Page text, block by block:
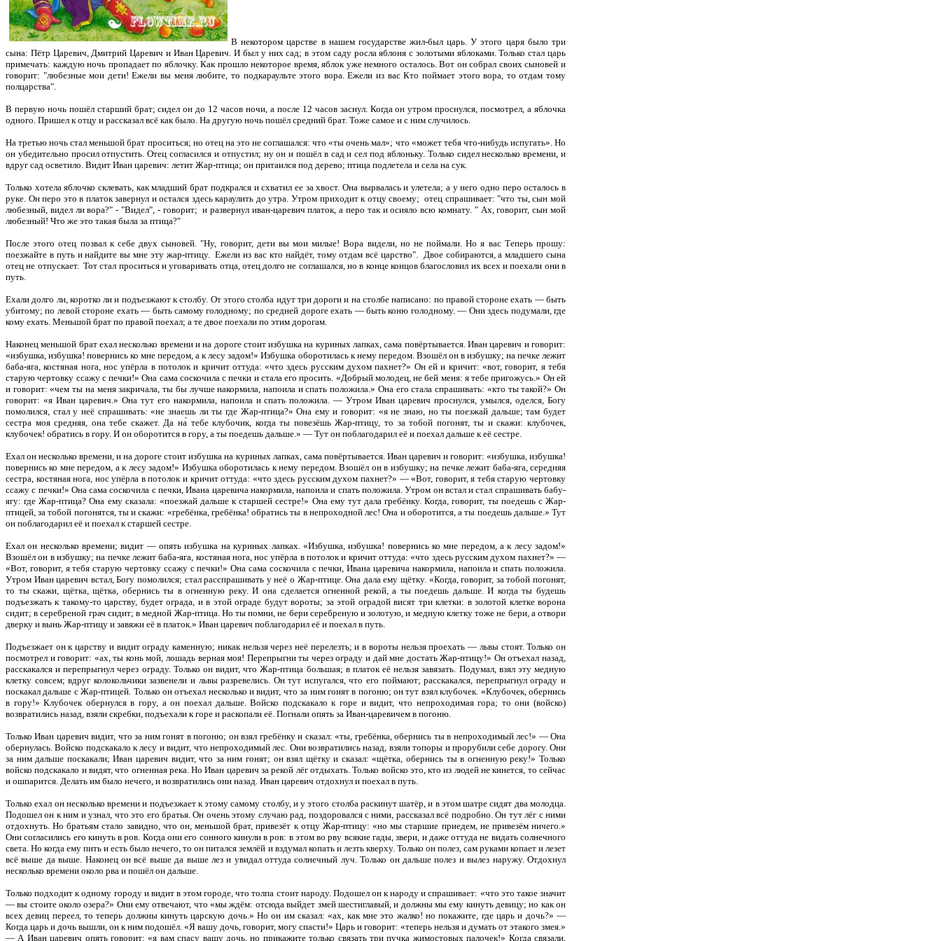
В некотором царстве в нашем государстве жил-был царь. У этого царя было три
сына: Пётр Царевич, Дмитрий Царевич и Иван Царевич. И был у них сад; в этом саду росла яблоня с золотыми яблоками. Только стал царь
примечать: каждую ночь пропадает по яблочку. Как прошло некоторое время, яблок уже немного осталось. Вот он собрал своих сыновей и
говорит: "любезные мои дети! Ежели вы меня любите, то подкараульте этого вора. Ежели из вас Кто поймает этого вора, то отдам тому
полцарства".
В первую ночь пошёл старший брат; сидел он до 12 часов ночи, а после 12 часов заснул. Когда он утром проснулся, посмотрел, а яблочка
одного. Пришел к отцу и рассказал всё как было. На другую ночь пошёл средний брат. Тоже самое и с ним случилось.
На третью ночь стал меньшой брат проситься; но отец на это не соглашался: что «ты очень мал»; что «может тебя что-нибудь испугать». Но
он убедительно просил отпустить. Отец согласился и отпустил; ну он и пошёл в сад и сел под яблоньку. Только сидел несколько времени, и
вдруг сад осветило. Видит Иван царевич: летит Жар-птица; он притаился под дерево; птица подлетела и села на сук.
Только хотела яблочко склевать, как младший брат подкрался и схватил ее за хвост. Она вырвалась и улетела; а у него одно перо осталось в
руке. Он перо это в платок завернул и остался здесь караулить до утра. Утром приходит к отцу своему; отец спрашивает: "что ты, сын мой
любезный, видел ли вора?" - "Видел", - говорит; и развернул иван-царевич платок, а перо так и осияло всю комнату. " Ах, говорит, сын мой
любезный! Что же это такая была за птица?"
После этого отец позвал к себе двух сыновей. "Ну, говорит, дети вы мои милые! Вора видели, но не поймали. Но я вас Теперь прошу:
поезжайте в путь и найдите вы мне эту жар-птицу. Ежели из вас кто найдёт, тому отдам всё царство". Двое собираются, а младшего сына
отец не отпускает. Тот стал проситься и уговаривать отца, отец долго не соглашался, но в конце концов благословил их всех и поехали они в
путь.
Ехали долго ли, коротко ли и подъезжают к столбу. От этого столба идут три дороги и на столбе написано: по правой стороне ехать — быть
убитому; по левой стороне ехать — быть самому голодному; по средней дороге ехать — быть коню голодному. — Они здесь подумали, где
кому ехать. Меньшой брат по правой поехал; а те двое поехали по этим дорогам.
Наконец меньшой брат ехал несколько времени и на дороге стоит избушка на куриных лапках, сама повёртывается. Иван царевич и говорит:
«избушка, избушка! повернись ко мне передом, а к лесу задом!» Избушка оборотилась к нему передом. Взошёл он в избушку; на печке лежит
баба-яга, костяная нога, нос упёрла в потолок и кричит оттуда: «что здесь русским духом пахнет?» Он ей и кричит: «вот, говорит, я тебя
старую чертовку ссажу с печки!» Она сама соскочила с печки и стала его просить. «Добрый молодец, не бей меня: я тебе пригожусь.» Он ей
и говорит: «чем ты на меня закричала, ты бы лучше накормила, напоила и спать положила.» Она его стала спрашивать: «кто ты такой?» Он
говорит: «я Иван царевич.» Она тут его накормила, напоила и спать положила. — Утром Иван царевич проснулся, умылся, оделся, Богу
помолился, стал у неё спрашивать: «не знаешь ли ты где Жар-птица?» Она ему и говорит: «я не знаю, но ты поезжай дальше; там будет
сестра моя средняя, она тебе скажет. Да на́ тебе клубочик, когда ты повезёшь Жар-птицу, то за тобой погонят, ты и скажи: клубочек,
клубочек! обратись в гору. И он оборотится в гору, а ты поедешь дальше.» — Тут он поблагодарил её и поехал дальше к её сестре.
Ехал он несколько времени, и на дороге стоит избушка на куриных лапках, сама повёртывается. Иван царевич и говорит: «избушка, избушка!
повернись ко мне передом, а к лесу задом!» Избушка оборотилась к нему передом. Взошёл он в избушку; на печке лежит баба-яга, середняя
сестра, костяная нога, нос упёрла в потолок и кричит оттуда: «что здесь русским духом пахнет?» — «Вот, говорит, я тебя старую чертовку
ссажу с печки!» Она сама соскочила с печки, Ивана царевича накормила, напоила и спать положила. Утром он встал и стал спрашивать бабу-
ягу: где Жар-птица? Она ему сказала: «поезжай дальше к старшей сестре!» Она ему тут дала гребёнку. Когда, говорит, ты поедешь с Жар-
птицей, за тобой погонятся, ты и скажи: «гребёнка, гребёнка! обратись ты в непроходной лес! Она и оборотится, а ты поедешь дальше.» Тут
он поблагодарил её и поехал к старшей сестре.
Ехал он несколько времени; видит — опять избушка на куриных лапках. «Избушка, избушка! повернись ко мне передом, а к лесу задом!»
Взошёл он в избушку; на печке лежит баба-яга, костяная нога, нос упёрла в потолок и кричит оттуда: «что здесь русским духом пахнет?» —
«Вот, говорит, я тебя старую чертовку ссажу с печки!» Она сама соскочила с печки, Ивана царевича накормила, напоила и спать положила.
Утром Иван царевич встал, Богу помолился; стал расспрашивать у неё о Жар-птице. Она дала ему щётку. «Когда, говорит, за тобой погонят,
то ты скажи, щётка, щётка, обернись ты в огненную реку. И она сделается огненной рекой, а ты поедешь дальше. И когда ты будешь
подъезжать к такому-то царству, будет ограда, и в этой ограде будут вороты; за этой оградой висят три клетки: в золотой клетке ворона
сидит; в серебреной грач сидит; в медной Жар-птица. Но ты помни, не бери серебреную и золотую, и медную клетку тоже не бери, а отвори
дверку и вынь Жар-птицу и завяжи её в платок.» Иван царевич поблагодарил её и поехал в путь.
Подъезжает он к царству и видит ограду каменную; никак нельзя через неё перелезть; и в вороты нельзя проехать — львы стоят. Только он
посмотрел и говорит: «ах, ты конь мой, лошадь верная моя! Перепрыгни ты через ограду и дай мне достать Жар-птицу!» Он отъехал назад,
расскакался и перепрыгнул через ограду. Только он видит, что Жар-птица большая; в платок её нельзя завязать. Подумал, взял эту медную
клетку совсем; вдруг колокольчики зазвенели и львы разревелись. Он тут испугался, что его поймают; расскакался, перепрыгнул ограду и
поскакал дальше с Жар-птицей. Только он отъехал несколько и видит, что за ним гонят в погоню; он тут взял клубочек. «Клубочек, обернись
в гору!» Клубочек обернулся в гору, а он поехал дальше. Войско подскакало к горе и видит, что непроходимая гора; то они (войско)
возвратились назад, взяли скребки, подъехали к горе и раскопали её. Погнали опять за Иван-царевичем в погоню.
Только Иван царевич видит, что за ним гонят в погоню; он взял гребёнку и сказал: «ты, гребёнка, обернись ты в непроходимый лес!» — Она
обернулась. Войско подскакало к лесу и видит, что непроходимый лес. Они возвратились назад, взяли топоры и прорубили себе дорогу. Они
за ним дальше поскакали; Иван царевич видит, что за ним гонят; он взял щётку и сказал: «щётка, обернись ты в огненную реку!» Только
войско подскакало и видят, что огненная река. Но Иван царевич за рекой лёг отдыхать. Только войско это, кто из людей не кинется, то сейчас
и ошпарится. Делать им было нечего, и возвратились они назад. Иван царевич отдохнул и поехал в путь.
Только ехал он несколько времени и подъезжает к этому самому столбу, и у этого столба раскинут шатёр, и в этом шатре сидят два молодца.
Подошел он к ним и узнал, что это его братья. Он очень этому случаю рад, поздоровался с ними, рассказал всё подробно. Он тут лёг с ними
отдохнуть. Но братьям стало завидно, что он, меньшой брат, привезёт к отцу Жар-птицу: «но мы старшие приедем, не привезём ничего.»
Они согласились его кинуть в ров. Когда они его сонного кинули в ров: в этом во рву всякие гады, звери, и даже оттуда не видать солнечного
света. Но когда ему пить и есть было нечего, то он питался землёй и вздумал копать и лезть кверху. Только он полез, сам руками копает и лезет
всё выше да выше. Наконец он всё выше да выше лез и увидал оттуда солнечный луч. Только он дальше полез и вылез наружу. Отдохнул
несколько времени около рва и пошёл он дальше.
Только подходит к одному городу и видит в этом городе, что толпа стоит народу. Подошел он к народу и спрашивает: «что это такое значит
— вы стоите около озера?» Они ему отвечают, что «мы ждём: отсюда выйдет змей шестиглавый, и должны мы ему кинуть девицу; но как он
всех девиц переел, то теперь должны кинуть царскую дочь.» Но он им сказал: «ах, как мне это жалко! но покажите, где царь и дочь?» —
Когда царь и дочь вышли, он к ним подошёл. «Я вашу дочь, говорит, могу спасти!» Царь и говорит: «теперь нельзя и думать от этакого змея.»
— А Иван царевич опять говорит: «я вам спасу вашу дочь, но прикажите только связать три пучка жимостовых палочек!» Когда связали,